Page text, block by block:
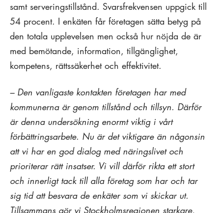
samt serveringstillstånd. Svarsfrekvensen uppgick till
54 procent. I enkäten får företagen sätta betyg på
den totala upplevelsen men också hur nöjda de är
med bemötande, information, tillgänglighet,
kompetens, rättssäkerhet och effektivitet.
– Den vanligaste kontakten företagen har med
kommunerna är genom tillstånd och tillsyn. Därför
är denna undersökning enormt viktig i vårt
förbättringsarbete. Nu är det viktigare än någonsin
att vi har en god dialog med näringslivet och
prioriterar rätt insatser. Vi vill därför rikta ett stort
och innerligt tack till alla företag som har och tar
sig tid att besvara de enkäter som vi skickar ut.
Tillsammans gör vi Stockholmsregionen starkare,